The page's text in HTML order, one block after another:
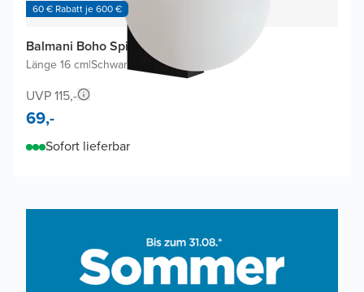
60 € Rabatt je 600 €
Balmani Boho Spiegelbeleuchtung
Länge 16 cm|Schwarz 3000-5000K
UVP 115,-
69,-
Sofort lieferbar